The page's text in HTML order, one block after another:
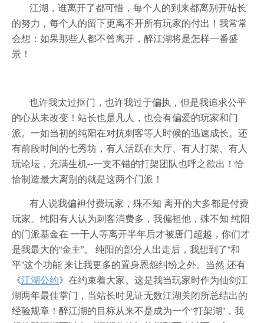
江湖，谁离开了都可惜，每个人的到来都离别开站长
的努力，每个人的留下更离不开所有玩家的付出！我常常
会想：如果那些人都不曾离开，醉江湖将是怎样一番盛
景！
也许我太过抠门，也许我过于偏执，但是我追求公平
的心从未改变！站长也是凡人，也会有偏爱的玩家和门
派。一如当初的纯阳在对抗刺客等人时候的迅速成长。还
有前段时间的七秀坊，有人活跃在大厅、有人打架、有人
玩论坛，充满生机--一支不错的打架团队也呼之欲出！恰
恰制造最大离别的就是这两个门派！
有人说我偏袒付费玩家，殊不知 离开的大多都是付费
玩家。纯阳有人认为刺客消费多，我偏袒他，殊不知 纯阳
的门派基金在 一干人等离开半年后才被唐门超越，你们才
是我最大的“金主”。 纯阳的部分人出走后，我想到了“和
平”这个功能 来让我更多的置身恩怨纠纷之外。当然 还有
《江湖公约》在约束着大家。这是我当玩家时作为仙剑江
湖两年最佳掌门，当站长时见证无数江湖关闭所总结出的
经验规章！醉江湖的目标从来不是成为一个“打架湖”，我